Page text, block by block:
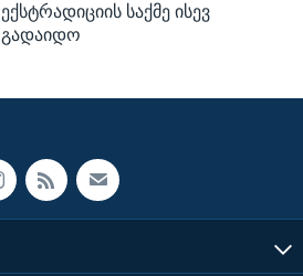
ექსტრადიციის საქმე ისევ
გადაიდო